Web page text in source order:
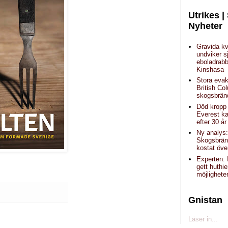
Utrikes |
Nyheter
Gravida
undviker
Kinshasa
Stora
British
Död
Everest
efter 30 år
Ny analys:
kostat
Experten:
gett
Gnistan
Läser in...